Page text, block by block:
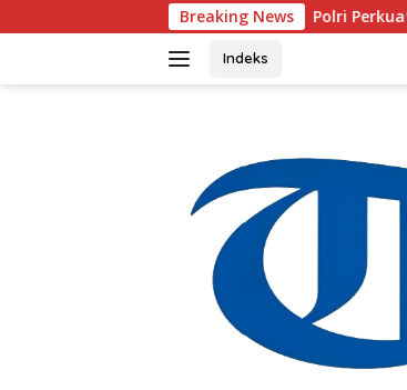
ke
Breaking News
Polri Perkuat Kapasitas Personel
Indeks